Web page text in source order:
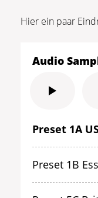
Hier ein paar
Audio
Preset 1A
Preset 1B